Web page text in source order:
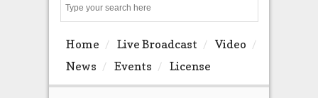
Home Live Broadcast
Video
News
Events License